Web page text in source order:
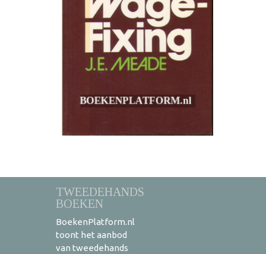
TWEEDEHANDS
BOEKEN
BoekenPlatform.nl
toont het aanbod
van tweedehands